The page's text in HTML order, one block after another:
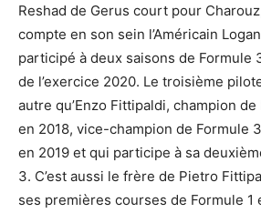
Reshad de Gerus court pour
compte en son sein l’Américain
participé à deux saisons de Formule
de l’exercice 2020. Le troisième
autre qu’Enzo Fittipaldi, champion
en 2018, vice-champion de Formule
en 2019 et qui participe à sa
3. C’est aussi le frère de Pietro
ses premières courses de Formule 1